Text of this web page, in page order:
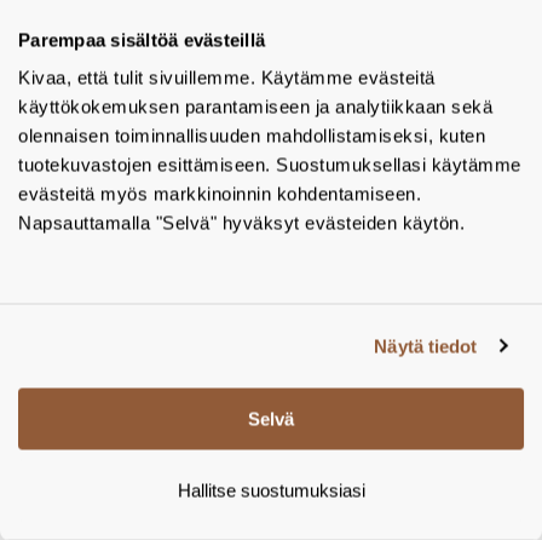
Parempaa sisältöä evästeillä
Kivaa, että tulit sivuillemme. Käytämme evästeitä
käyttökokemuksen parantamiseen ja analytiikkaan sekä
olennaisen toiminnallisuuden mahdollistamiseksi, kuten
tuotekuvastojen esittämiseen. Suostumuksellasi käytämme
evästeitä myös markkinoinnin kohdentamiseen.
Napsauttamalla "Selvä" hyväksyt evästeiden käytön.
Näytä tiedot
Selvä
Hallitse suostumuksiasi
WC-harjateline, rst, harjattu musta
Frost Nova2 wc-harjateline 10, N1971-BCB, seinäkiinnitys,
Ø70 x 90 x 365 mm, rst, harjattu musta - Tamsale Oy
Valmistaja:
Frost